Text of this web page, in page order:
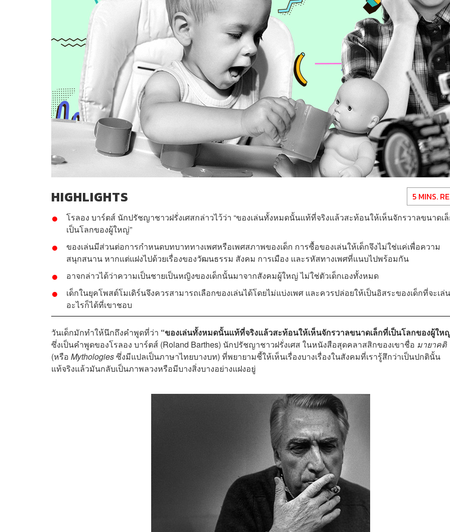
HIGHLIGHTS 5 MINS.
โรลอง บาร์ตส์ นักปรัชญาชาวฝรั่งเศสกล่าวไว้ว่า “ของเล่นทั้งหมดนั้นแท้ที่จริงแล้วสะท้อนให้เห็นจักรวาลขนาดเ
เป็นโลกของผู้ใหญ่”
ของเล่นมีส่วนต่อการกำหนดบทบาททางเพศหรือเพศสภาพของเด็ก การซื้อของเล่นให้เด็กจึงไม่ใช่แค่เพื่อความ
สนุกสนาน หากแต่แฝงไปด้วยเรื่องของวัฒนธรรม สังคม การเมือง และรหัสทางเพศที่แนบไปพร้อมกัน
อาจกล่าวได้ว่าความเป็นชายเป็นหญิงของเด็กนั้นมาจากสังคมผู้ใหญ่ ไม่ใช่ตัวเด็กเองทั้งหมด
เด็กในยุคโพสต์โมเดิร์นจึงควรสามารถเลือกของเล่นได้โดยไม่แบ่งเพศ และควรปล่อยให้เป็นอิสระของเด็กที่จะเล่น
อะไรก็ได้ที่เขาชอบ
วันเด็กมักทำให้นึกถึงคำพูดที่ว่า “ของเล่นทั้งหมดนั้นแท้ที่จริงแล้วสะท้อนให้เห็นจักรวาลขนาดเล็กที่เป็นโลกของผู้ให
ซึ่งเป็นคำพูดของโรลอง บาร์ตส์ (Roland Barthes) นักปรัชญาชาวฝรั่งเศส ในหนังสือสุดคลาสสิกของเขาชื่อ มายาคติ
(หรือ Mythologiesซึ่งมีแปลเป็นภาษาไทยบางบท) ที่พยายามชี้ให้เห็นเรื่องบางเรื่องในสังคมที่เรารู้สึกว่าเป็นปกตินั้น
แท้จริงแล้วมันกลับเป็นภาพลวงหรือมีบางสิ่งบางอย่างแฝงอยู่